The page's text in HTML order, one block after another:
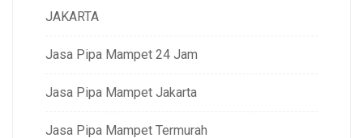
JAKARTA
Jasa Pipa Mampet 24 Jam
Jasa Pipa Mampet Jakarta
Jasa Pipa Mampet Termurah